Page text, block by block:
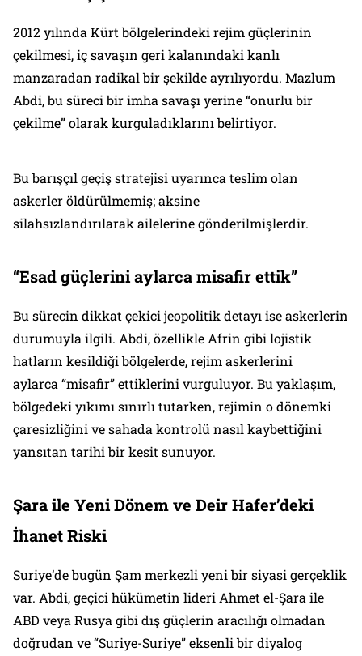
2012 yılında Kürt bölgelerindeki rejim güçlerinin
çekilmesi, iç savaşın geri kalanındaki kanlı
manzaradan radikal bir şekilde ayrılıyordu. Mazlum
Abdi, bu süreci bir imha savaşı yerine “onurlu bir
çekilme” olarak kurguladıklarını belirtiyor.
Bu barışçıl geçiş stratejisi uyarınca teslim olan
askerler öldürülmemiş; aksine
silahsızlandırılarak ailelerine gönderilmişlerdir.
“Esad güçlerini aylarca misafir ettik”
Bu sürecin dikkat çekici jeopolitik detayı ise askerlerin
durumuyla ilgili. Abdi, özellikle Afrin gibi lojistik
hatların kesildiği bölgelerde, rejim askerlerini
aylarca “misafir” ettiklerini vurguluyor. Bu yaklaşım,
bölgedeki yıkımı sınırlı tutarken, rejimin o dönemki
çaresizliğini ve sahada kontrolü nasıl kaybettiğini
yansıtan tarihi bir kesit sunuyor.
Şara ile Yeni Dönem ve Deir Hafer’deki
İhanet Riski
Suriye’de bugün Şam merkezli yeni bir siyasi gerçeklik
var. Abdi, geçici hükümetin lideri Ahmet el-Şara ile
ABD veya Rusya gibi dış güçlerin aracılığı olmadan
doğrudan ve “Suriye-Suriye” eksenli bir diyalog